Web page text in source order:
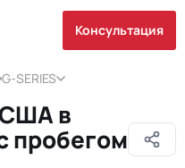
Консультация
G-SERIES
США в
пробегом